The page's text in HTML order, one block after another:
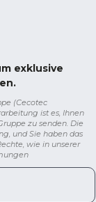
exklusive
(Cecotec
ist es, Ihnen
zu senden. Die
und Sie haben das
wie in unserer